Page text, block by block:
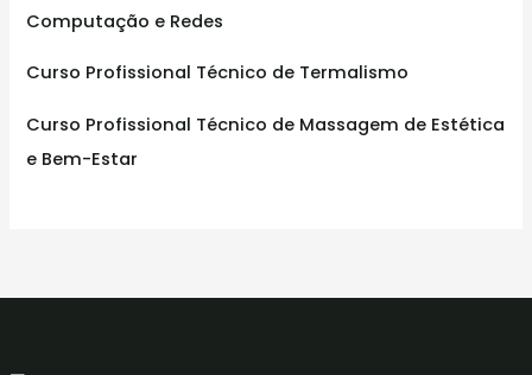
Computação e Redes
Curso Profissional Técnico de Termalismo
Curso Profissional Técnico de Massagem de Estética
e Bem-Estar